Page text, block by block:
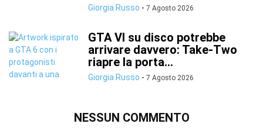
Giorgia Russo - 7 Agosto 2026
GTA VI su disco potrebbe
arrivare davvero: Take-Two
riapre la porta...
Giorgia Russo - 7 Agosto 2026
NESSUN COMMENTO